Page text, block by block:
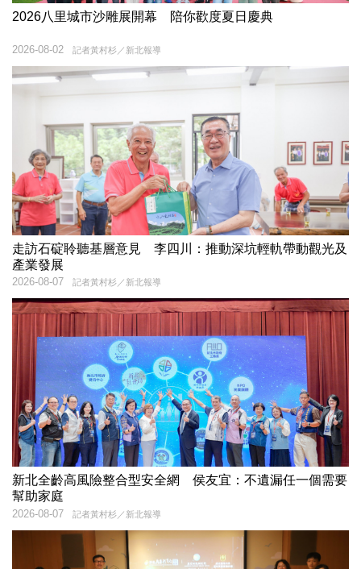
2026八里城市沙雕展開幕 陪你歡度夏日慶典
記者黃村杉／新北報導
2026-08-02
走訪石碇聆聽基層意見 李四川：推動深坑輕軌帶動觀光及
產業發展
記者黃村杉／新北報導
2026-08-07
新北全齡高風險整合型安全網 侯友宜：不遺漏任一個需要
幫助家庭
記者黃村杉／新北報導
2026-08-07